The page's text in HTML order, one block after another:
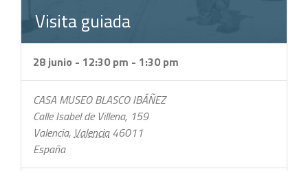
Visita guiada
28 junio - 12:30 pm - 1:30 pm
CASA MUSEO BLASCO IBÁÑEZ
Calle Isabel de Villena, 159
Valencia,Valencia46011
España